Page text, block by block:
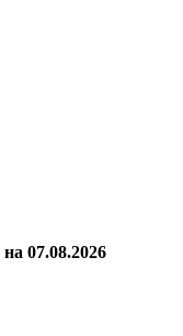
07.08.2026